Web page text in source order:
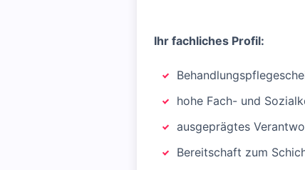
Ihr fachliches Profil:
hohe Fach- und
ausgeprägtes
Bereitschaft zum